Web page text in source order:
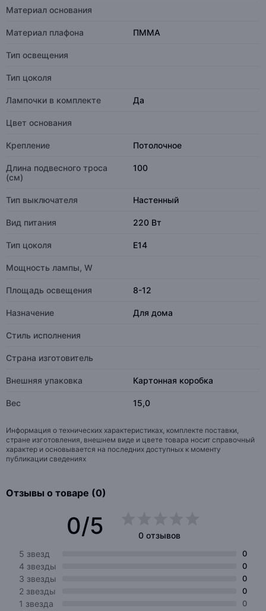
Материал основания
Материал плафона ПММА
Тип освещения
Тип цоколя
Лампочки в комплекте Да
Цвет основания
Крепление Потолочное
Длина подвесного троса
(см)
100
Тип выключателя Настенный
Вид питания 220 Вт
Тип цоколя E14
Мощность лампы, W
Площадь освещения 8-12
Назначение Для дома
Стиль исполнения
Страна изготовитель
Внешняя упаковка Картонная коробка
Вес 15,0
Информация о технических характеристиках, комплекте поставки,
стране изготовления, внешнем виде и цвете товара носит справочный
характер и основывается на последних доступных к моменту
публикации сведениях
Отзывы о товаре (0)
0/5
0 отзывов
5 звезд
0
4 звезды 0
3 звезды 0
2 звезды 0
1 звезда 0